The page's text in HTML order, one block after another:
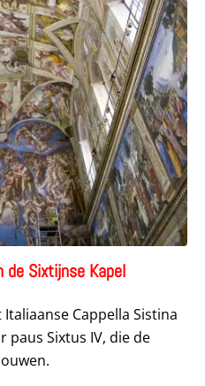
Sixtijnse Kapel
Cappella Sistina
paus Sixtus IV, die de